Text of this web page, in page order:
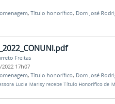
, Título honorífico, Dom José
Freitas
2022 17h07
, Título honorífico, Dom José
Lucia Marisy recebe Título Honorífico de